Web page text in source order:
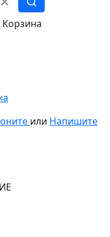
Корзина
или Напишите